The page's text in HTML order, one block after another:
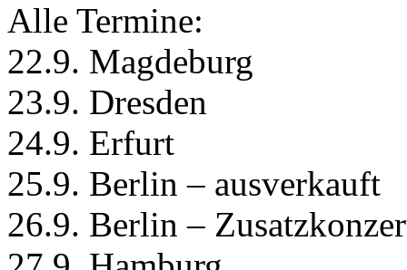
Alle Termine:
22.9. Magdeburg
23.9. Dresden
24.9. Erfurt
25.9. Berlin – ausverkauft
26.9. Berlin –